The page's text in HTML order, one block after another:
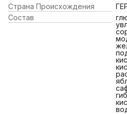
Страна Происхождения
Состав